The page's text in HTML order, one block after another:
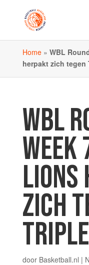
Home» WBL
herpakt zich tegen
WBL
WEEK
LIONS
ZICH
door Basketball.nl |